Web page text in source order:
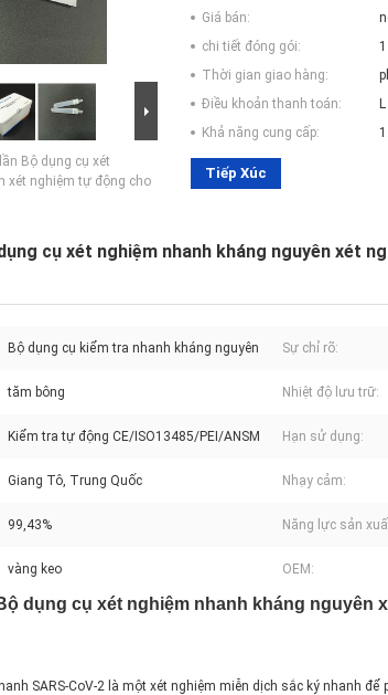
Bộ dụng cụ xét
xét nghiệm tự động cho
Giá bán:
chi tiết đóng gói:
Thời gian giao hàng:
Điều khoản thanh toán:
Khả năng cung cấp:
Tiếp Xúc
cụ xét nghiệm nhanh kháng nguyên xét
Bộ dụng cụ kiểm tra nhanh kháng nguyên Sự chỉ rõ:
tăm bông Nhiệt độ lưu trữ:
Kiểm tra tự động CE/ISO13485/PEI/ANSM Hạn sử dụng:
Giang Tô, Trung Quốc Nhạy cảm:
99,43% Năng lực sản
vàng keo OEM:
dụng cụ xét nghiệm nhanh kháng nguyên
SARS-CoV-2 là một xét nghiệm miễn dịch sắc ký nhanh